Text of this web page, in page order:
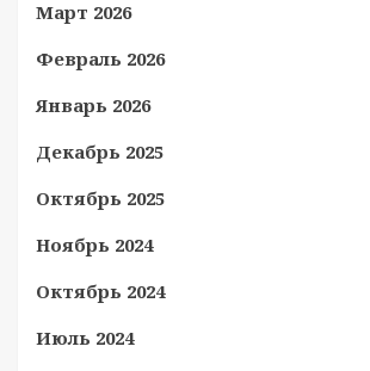
Март 2026
Февраль 2026
Январь 2026
Декабрь 2025
Октябрь 2025
Ноябрь 2024
Октябрь 2024
Июль 2024